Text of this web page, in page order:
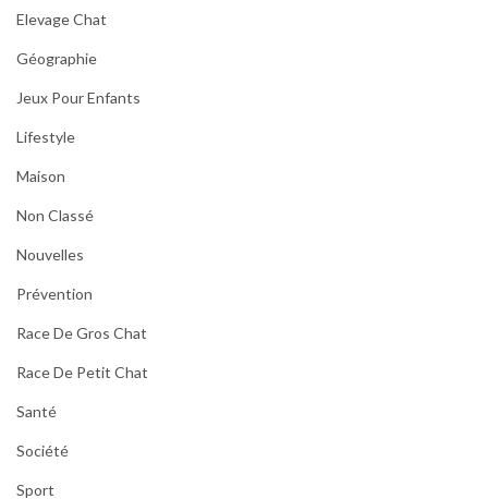
Elevage Chat
Géographie
Jeux Pour Enfants
Lifestyle
Maison
Non Classé
Nouvelles
Prévention
Race De Gros Chat
Race De Petit Chat
Santé
Société
Sport